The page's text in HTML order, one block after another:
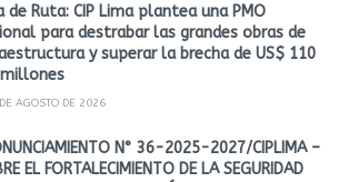
de Ruta: CIP Lima plantea una PMO
para destrabar las grandes obras de
y superar la brecha de US$ 110
AGOSTO DE 2026
N° 36-2025-2027/CIPLIMA –
EL FORTALECIMIENTO DE LA SEGURIDAD